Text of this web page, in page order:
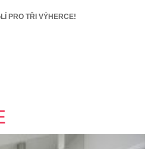
PRO TŘI VÝHERCE!